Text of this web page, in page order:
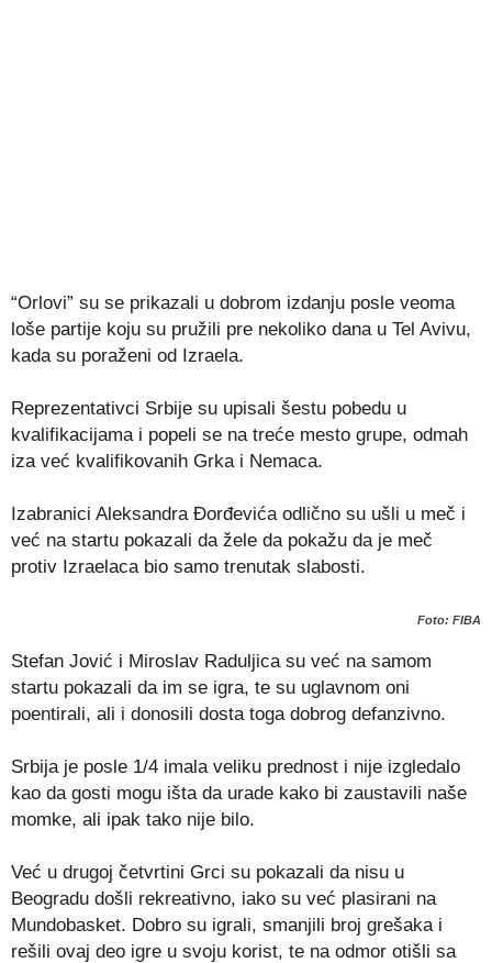
“Orlovi” su se prikazali u dobrom izdanju posle veoma
loše partije koju su pružili pre nekoliko dana u Tel Avivu,
kada su poraženi od Izraela.
Reprezentativci Srbije su upisali šestu pobedu u
kvalifikacijama i popeli se na treće mesto grupe, odmah
iza već kvalifikovanih Grka i Nemaca.
Izabranici Aleksandra Đorđevića odlično su ušli u meč i
već na startu pokazali da žele da pokažu da je meč
protiv Izraelaca bio samo trenutak slabosti.
Foto: FIBA
Stefan Jović i Miroslav Raduljica su već na samom
startu pokazali da im se igra, te su uglavnom oni
poentirali, ali i donosili dosta toga dobrog defanzivno.
Srbija je posle 1/4 imala veliku prednost i nije izgledalo
kao da gosti mogu išta da urade kako bi zaustavili naše
momke, ali ipak tako nije bilo.
Već u drugoj četvrtini Grci su pokazali da nisu u
Beogradu došli rekreativno, iako su već plasirani na
Mundobasket. Dobro su igrali, smanjili broj grešaka i
rešili ovaj deo igre u svoju korist, te na odmor otišli sa